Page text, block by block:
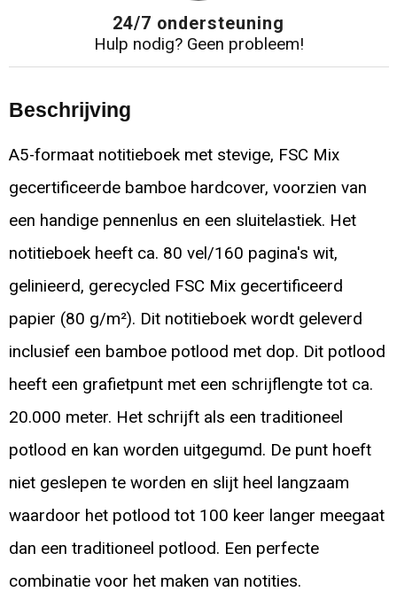
24/7 ondersteuning
Hulp nodig? Geen probleem!
Beschrijving
A5-formaat notitieboek met stevige, FSC Mix
gecertificeerde bamboe hardcover, voorzien van
een handige pennenlus en een sluitelastiek. Het
notitieboek heeft ca. 80 vel/160 pagina's wit,
gelinieerd, gerecycled FSC Mix gecertificeerd
papier (80 g/m²). Dit notitieboek wordt geleverd
inclusief een bamboe potlood met dop. Dit potlood
heeft een grafietpunt met een schrijflengte tot ca.
20.000 meter. Het schrijft als een traditioneel
potlood en kan worden uitgegumd. De punt hoeft
niet geslepen te worden en slijt heel langzaam
waardoor het potlood tot 100 keer langer meegaat
dan een traditioneel potlood. Een perfecte
combinatie voor het maken van notities.